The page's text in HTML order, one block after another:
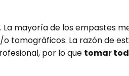
mayoría de los empastes
tomográficos. La razón de
por lo que tomar